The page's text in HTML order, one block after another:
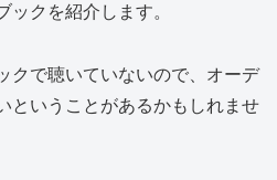
ックを紹介します。
クで聴いていないので、オーデ
ということがあるかもしれませ